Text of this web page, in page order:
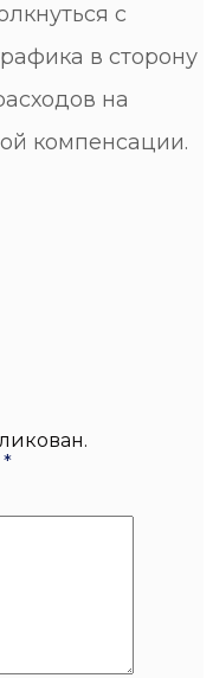
с
в сторону
на
компенсации.
*